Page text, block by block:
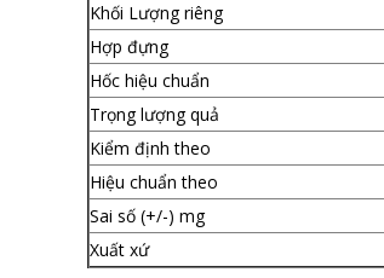
Khối Lượng riêng
Hợp đựng
Hốc hiệu chuẩn
Trọng lượng quả
Kiểm định theo
Hiệu chuẩn theo
Sai số (+/-) mg
Xuất xứ